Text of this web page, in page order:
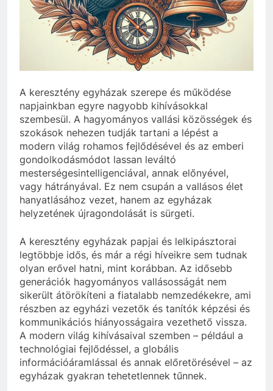
A keresztény egyházak szerepe és működése
napjainkban egyre nagyobb kihívásokkal
szembesül. A hagyományos vallási közösségek és
szokások nehezen tudják tartani a lépést a
modern világ rohamos fejlődésével és az emberi
gondolkodásmódot lassan leváltó
mesterségesintelligenciával, annak előnyével,
vagy hátrányával. Ez nem csupán a vallásos élet
hanyatlásához vezet, hanem az egyházak
helyzetének újragondolását is sürgeti.
A keresztény egyházak papjai és lelkipásztorai
legtöbbje idős, és már a régi híveikre sem tudnak
olyan erővel hatni, mint korábban. Az idősebb
generációk hagyományos vallásosságát nem
sikerült átörökíteni a fiatalabb nemzedékekre, ami
részben az egyházi vezetők és tanítók képzési és
kommunikációs hiányosságaira vezethető vissza.
A modern világ kihívásaival szemben – például a
technológiai fejlődéssel, a globális
információáramlással és annak előretörésével – az
egyházak gyakran tehetetlennek tűnnek.